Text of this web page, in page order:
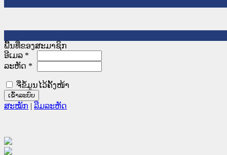
ພື້ນທີ່ຂອງສະມາຊິກ
ອີເມລ *
ລະຫັດ *
ຈື່ຂໍ້ມູນໄວ້ຄັ້ງໜ້າ
ສະໝັກ | ລືມລະຫັດ